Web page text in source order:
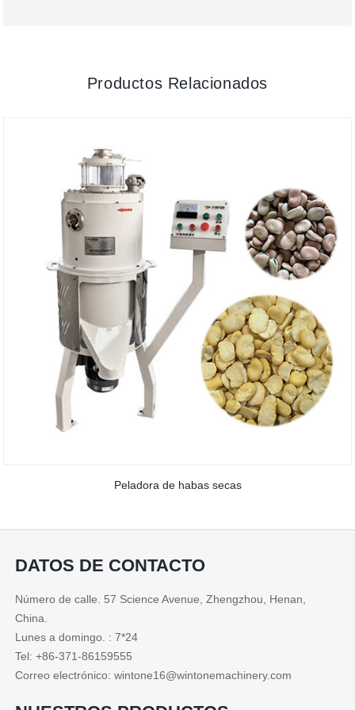
Productos Relacionados
Peladora de habas secas
DATOS DE CONTACTO
Número de calle. 57 Science Avenue, Zhengzhou, Henan,
China.
Lunes a domingo. : 7*24
Tel: +86-371-86159555
Correo electrónico: wintone16@wintonemachinery.com